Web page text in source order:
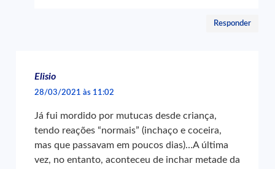
Responder
Elisio
28/03/2021 às 11:02
Já fui mordido por mutucas desde criança,
tendo reações “normais” (inchaço e coceira,
mas que passavam em poucos dias)…A última
vez, no entanto, aconteceu de inchar metade da